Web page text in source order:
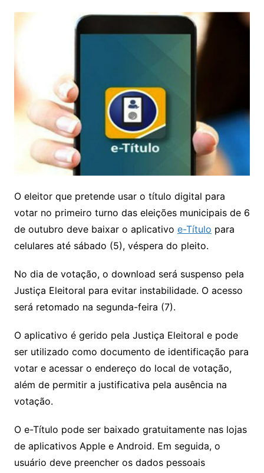
O eleitor que pretende usar o título digital para
votar no primeiro turno das eleições municipais de 6
de outubro deve baixar o aplicativo e-Título para
celulares até sábado (5), véspera do pleito.
No dia de votação, o download será suspenso pela
Justiça Eleitoral para evitar instabilidade. O acesso
será retomado na segunda-feira (7).
O aplicativo é gerido pela Justiça Eleitoral e pode
ser utilizado como documento de identificação para
votar e acessar o endereço do local de votação,
além de permitir a justificativa pela ausência na
votação.
O e-Título pode ser baixado gratuitamente nas lojas
de aplicativos Apple e Android. Em seguida, o
usuário deve preencher os dados pessoais